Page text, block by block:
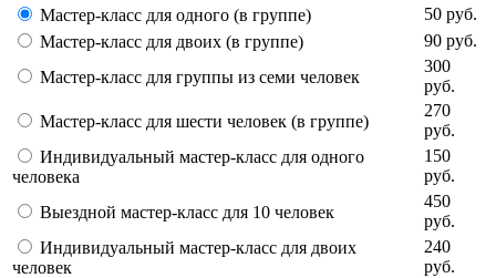
Мастер-класс для одного (в группе)
50 руб.
Мастер-класс для двоих (в группе)
90 руб.
Мастер-класс для группы из семи человек
300
руб.
Мастер-класс для шести человек (в группе)
270
руб.
Индивидуальный мастер-класс для одного
человека
150
руб.
Выездной мастер-класс для 10 человек
450
руб.
Индивидуальный мастер-класс для двоих
человек
240
руб.